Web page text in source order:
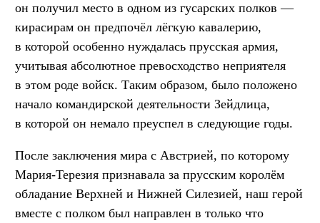
он получил место в одном из гусарских полков —
кирасирам он предпочёл лёгкую кавалерию,
в которой особенно нуждалась прусская армия,
учитывая абсолютное превосходство неприятеля
в этом роде войск. Таким образом, было положено
начало командирской деятельности Зейдлица,
в которой он немало преуспел в следующие годы.
После заключения мира с Австрией, по которому
Мария-Терезия признавала за прусским королём
обладание Верхней и Нижней Силезией, наш герой
вместе с полком был направлен в только что